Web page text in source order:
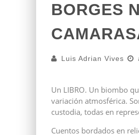
BORGES
Luis Adrian Vives
Un LIBRO. Un biombo
variación atmosférica.
custodia, todas en
Cuentos bordados en